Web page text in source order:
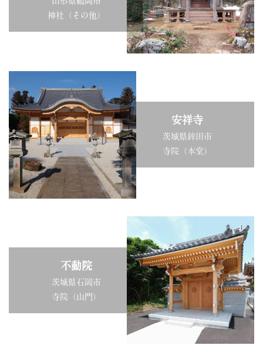
神社（その他）
安祥寺
茨城県鉾田市
寺院（本堂）
不動院
茨城県石岡市
寺院（山門）